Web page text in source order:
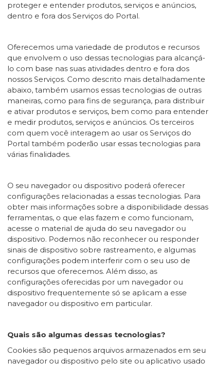
proteger e entender produtos, serviços e anúncios,
dentro e fora dos Serviços do Portal.
Oferecemos uma variedade de produtos e recursos
que envolvem o uso dessas tecnologias para alcançá-
lo com base nas suas atividades dentro e fora dos
nossos Serviços. Como descrito mais detalhadamente
abaixo, também usamos essas tecnologias de outras
maneiras, como para fins de segurança, para distribuir
e ativar produtos e serviços, bem como para entender
e medir produtos, serviços e anúncios. Os terceiros
com quem você interagem ao usar os Serviços do
Portal também poderão usar essas tecnologias para
várias finalidades.
O seu navegador ou dispositivo poderá oferecer
configurações relacionadas a essas tecnologias. Para
obter mais informações sobre a disponibilidade dessas
ferramentas, o que elas fazem e como funcionam,
acesse o material de ajuda do seu navegador ou
dispositivo. Podemos não reconhecer ou responder
sinais de dispositivo sobre rastreamento, e algumas
configurações podem interferir com o seu uso de
recursos que oferecemos. Além disso, as
configurações oferecidas por um navegador ou
dispositivo frequentemente só se aplicam a esse
navegador ou dispositivo em particular.
Quais são algumas dessas tecnologias?
Cookies são pequenos arquivos armazenados em seu
navegador ou dispositivo pelo site ou aplicativo usado